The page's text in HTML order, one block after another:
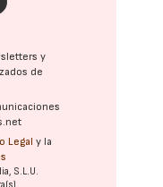
y
de
Legal y la
S.L.U.